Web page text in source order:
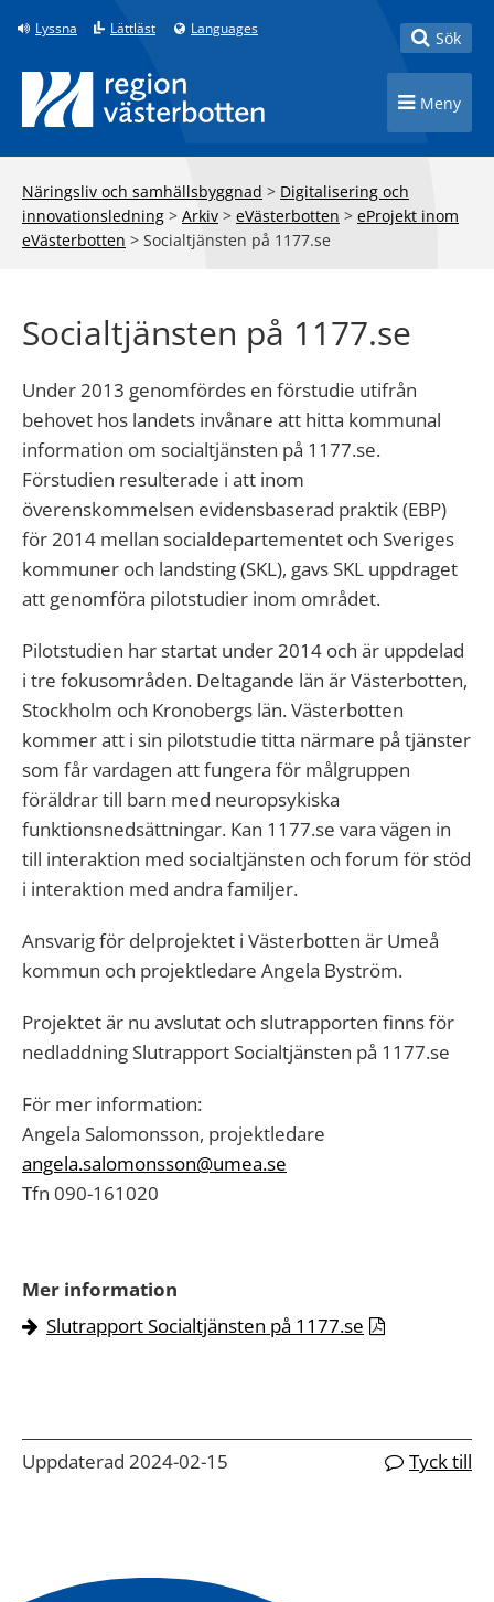
Till innehåll på sidan
Lyssna Lättläst Languages Toggle
Sök
Toggle
Meny
Näringsliv och samhällsbyggnad > Digitalisering och
innovationsledning > Arkiv > eVästerbotten > eProjekt inom
eVästerbotten > Socialtjänsten på 1177.se
Socialtjänsten på 1177.se
Under 2013 genomfördes en förstudie utifrån
behovet hos landets invånare att hitta kommunal
information om socialtjänsten på 1177.se.
Förstudien resulterade i att inom
överenskommelsen evidensbaserad praktik (EBP)
för 2014 mellan socialdepartementet och Sveriges
kommuner och landsting (SKL), gavs SKL uppdraget
att genomföra pilotstudier inom området.
Pilotstudien har startat under 2014 och är uppdelad
i tre fokusområden. Deltagande län är Västerbotten,
Stockholm och Kronobergs län. Västerbotten
kommer att i sin pilotstudie titta närmare på tjänster
som får vardagen att fungera för målgruppen
föräldrar till barn med neuropsykiska
funktionsnedsättningar. Kan 1177.se vara vägen in
till interaktion med socialtjänsten och forum för stöd
i interaktion med andra familjer.
Ansvarig för delprojektet i Västerbotten är Umeå
kommun och projektledare Angela Byström.
Projektet är nu avslutat och slutrapporten finns för
nedladdning Slutrapport Socialtjänsten på 1177.se
För mer information:
Angela Salomonsson, projektledare
angela.salomonsson@umea.se
Tfn 090-161020
Mer information
Slutrapport Socialtjänsten på 1177.se
Uppdaterad 2024-02-15 Tyck till